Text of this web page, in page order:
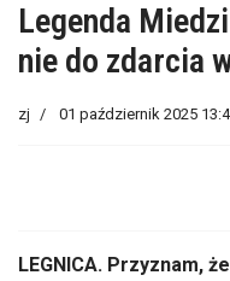
Legenda
nie do zdarcia
zj 01 październik 2025
LEGNICA. Przyznam,